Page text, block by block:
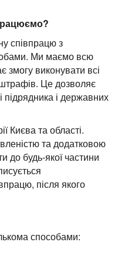
співпрацю з
Ми маємо всю
змогу виконувати всі
Це дозволяє
підрядника і державних
Києва та області.
та додатковою
до будь-якої частини
після якого
способами: